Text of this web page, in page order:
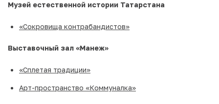
Музей естественной истории Татарстана
«Сокровища контрабандистов»
Выставочный зал «Манеж»
«Сплетая традиции»
Арт-пространство «Коммуналка»